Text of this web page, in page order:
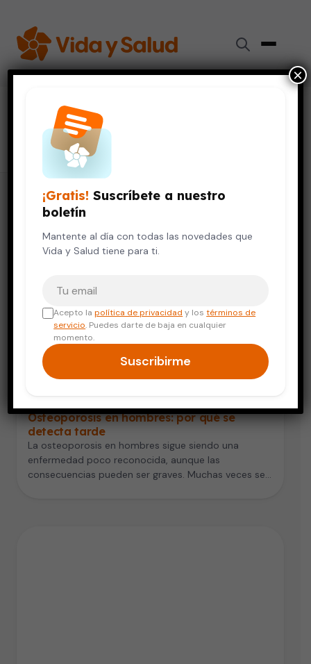
corticoides
30 artículos
Osteoporosis en hombres: por qué se
detecta tarde
La osteoporosis en hombres sigue siendo una
enfermedad poco reconocida, aunque las
consecuencias pueden ser graves. Muchas veces se
¡Gratis! Suscríbete a nuestro
boletín
Mantente al día con todas las novedades que
Vida y Salud tiene para ti.
Acepto lapolítica de privacidad y lostérminos de
servicio. Puedes darte de baja en cualquier
momento.
Suscribirme
×